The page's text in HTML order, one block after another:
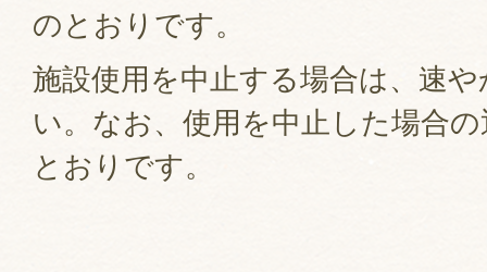
のとおりです。
施設使用を中止する場合は、速
い。なお、使用を中止した場合
とおりです。